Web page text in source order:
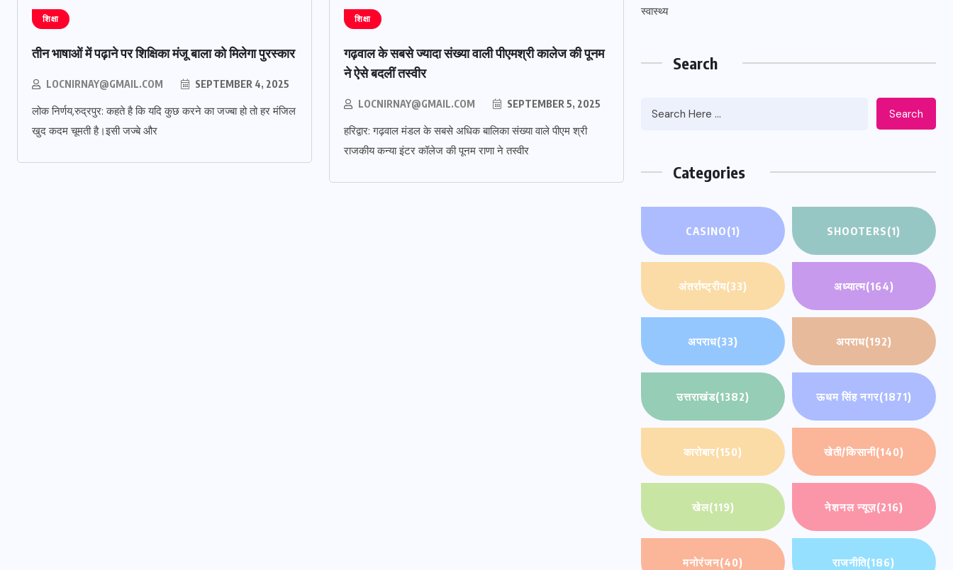
शिक्षा
तीन भाषाओं में पढ़ाने पर शिक्षिका मंजू बाला को मिलेगा पुरस्कार
LOCNIRNAY@GMAIL.COM SEPTEMBER 4, 2025
लोक निर्णय,रुद्रपुर: कहते है कि यदि कुछ करने का जज्बा हो तो हर मंजिल
खुद कदम चूमती है।इसी जज्बे और
शिक्षा
गढ़वाल के सबसे ज्यादा संख्या वाली पीएमश्री कालेज की पूनम
ने ऐसे बदलीं तस्वीर
LOCNIRNAY@GMAIL.COM SEPTEMBER 5, 2025
हरिद्वार: गढ़वाल मंडल के सबसे अधिक बालिका संख्या वाले पीएम श्री
राजकीय कन्या इंटर कॉलेज की पूनम राणा ने तस्वीर
स्वास्थ्य
Search
Search
Categories
CASINO(1) SHOOTERS(1)
अंतर्राष्ट्रीय(33) अध्यात्म(164)
अपराध(33) अपराध(192)
उत्तराखंड(1382) ऊधम सिंह नगर(1871)
कारोबार(150) खेती/किसानी(140)
खेल(119) नेशनल न्यूज़(216)
मनोरंजन(40) राजनीति(186)